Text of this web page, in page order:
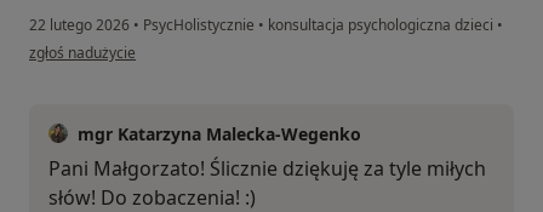
22 lutego 2026 • PsycHolistycznie • konsultacja psychologiczna dzieci •
w opinii użytkownika Małgorzata
zgłoś nadużycie
mgr Katarzyna Malecka-Wegenko
Pani Małgorzato! Ślicznie dziękuję za tyle miłych
słów! Do zobaczenia! :)